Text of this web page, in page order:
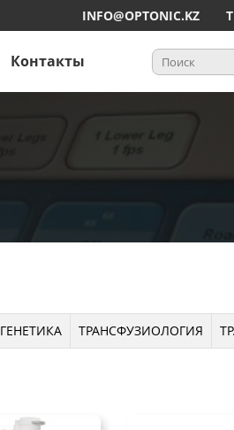
INFO@OPTONIC.KZ
Контакты
ГЕНЕТИКА ТРАНСФУЗИОЛОГИЯ